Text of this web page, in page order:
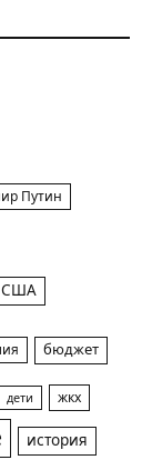
Путин
США
бюджет
дети жкх
история